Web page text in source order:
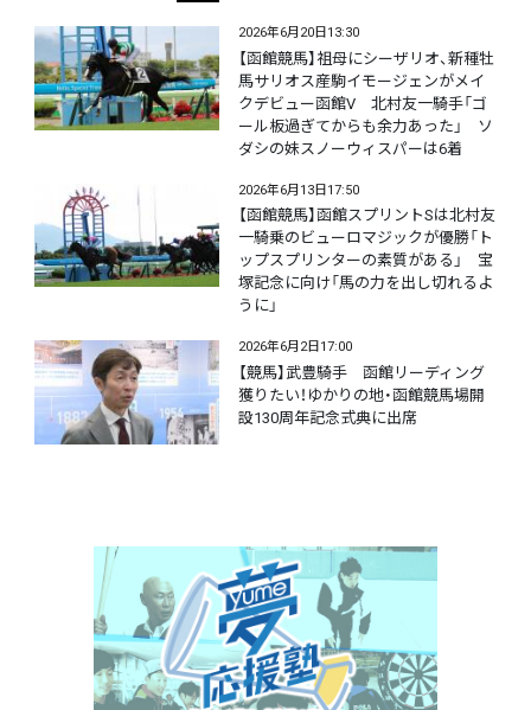
2026年6月20日13:30
【函館競馬】祖母にシーザリオ、新種牡
馬サリオス産駒イモージェンがメイ
クデビュー函館V 北村友一騎手「ゴ
ール板過ぎてからも余力あった」 ソ
ダシの妹スノーウィスパーは6着
2026年6月13日17:50
【函館競馬】函館スプリントSは北村友
一騎乗のビューロマジックが優勝「ト
ップスプリンターの素質がある」 宝
塚記念に向け「馬の力を出し切れるよ
うに」
2026年6月2日17:00
【競馬】武豊騎手 函館リーディング
獲りたい！ゆかりの地・函館競馬場開
設130周年記念式典に出席